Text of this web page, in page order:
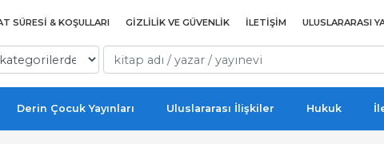
SÜRESI & KOŞULLARI GIZLILIK VE GÜVENLIK İLETIŞIM ULUSLARARASI
Derin Çocuk Yayınları Uluslararası İlişkiler Hukuk